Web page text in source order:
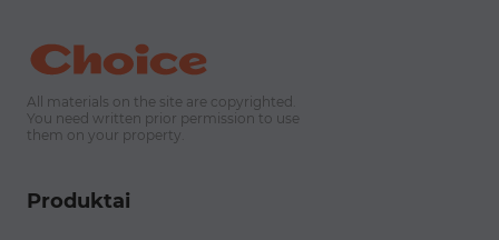
All materials on the site are copyrighted.
You need written prior permission to use
them on your property.
Produktai